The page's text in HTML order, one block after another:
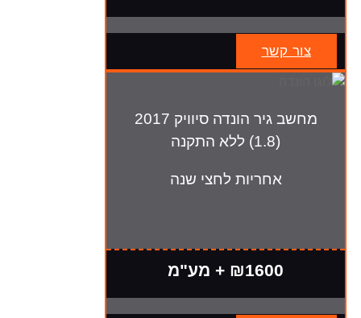
צור קשר
מחשב גיר הונדה סיוויק 2017
(1.8) ללא התקנה
אחריות לחצי שנה
₪1600 + מע"מ